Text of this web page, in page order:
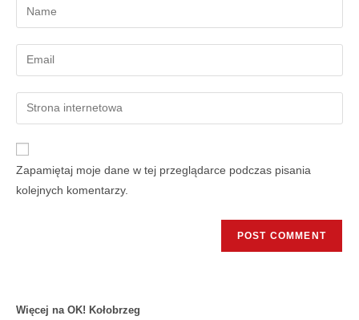
Zapamiętaj moje dane w tej przeglądarce podczas pisania
kolejnych komentarzy.
Więcej na OK! Kołobrzeg